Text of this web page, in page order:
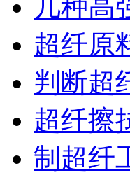
几种高
超纤原
判断超
超纤擦
制超纤